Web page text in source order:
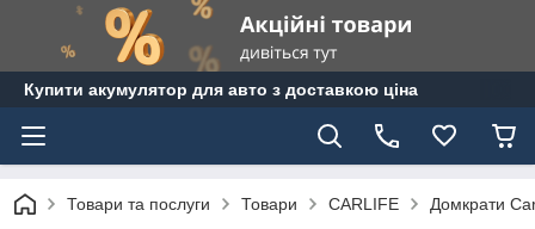
Купити акумулятор для авто з доставкою ціна
Товари та послуги Товари CARLIFE Домкрати